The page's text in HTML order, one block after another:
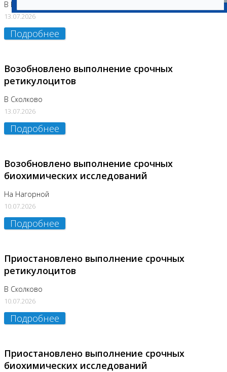
В Бутово
13.07.2026
Подробнее
Возобновлено выполнение срочных
ретикулоцитов
В Сколково
13.07.2026
Подробнее
Возобновлено выполнение срочных
биохимических исследований
На Нагорной
10.07.2026
Подробнее
Приостановлено выполнение срочных
ретикулоцитов
В Сколково
10.07.2026
Подробнее
Приостановлено выполнение срочных
биохимических исследований